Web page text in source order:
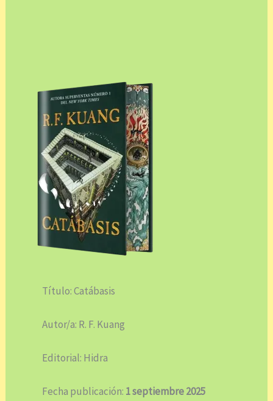
Título: Catábasis
Autor/a: R. F. Kuang
Editorial: Hidra
Fecha publicación: 1 septiembre 2025